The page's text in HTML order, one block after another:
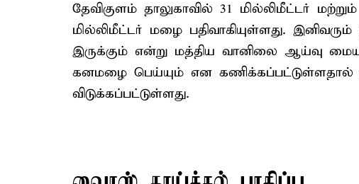
தேவிகுளம் தாலுகாவில் 31 மில்லிமீட்டர்
மில்லிமீட்டர் மழை பதிவாகியுள்ளது.
இருக்கும் என்று மத்திய வானிலை ஆய்வு
கனமழை பெய்யும் என கணிக்கப்பட்டுள்ளதால்
விடுக்கப்பட்டுள்ளது.